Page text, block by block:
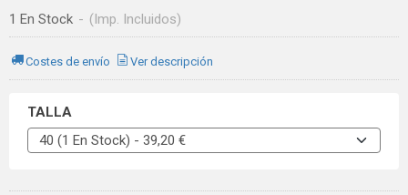
1 En Stock - (Imp. Incluidos)
Costes de envío Ver descripción
TALLA